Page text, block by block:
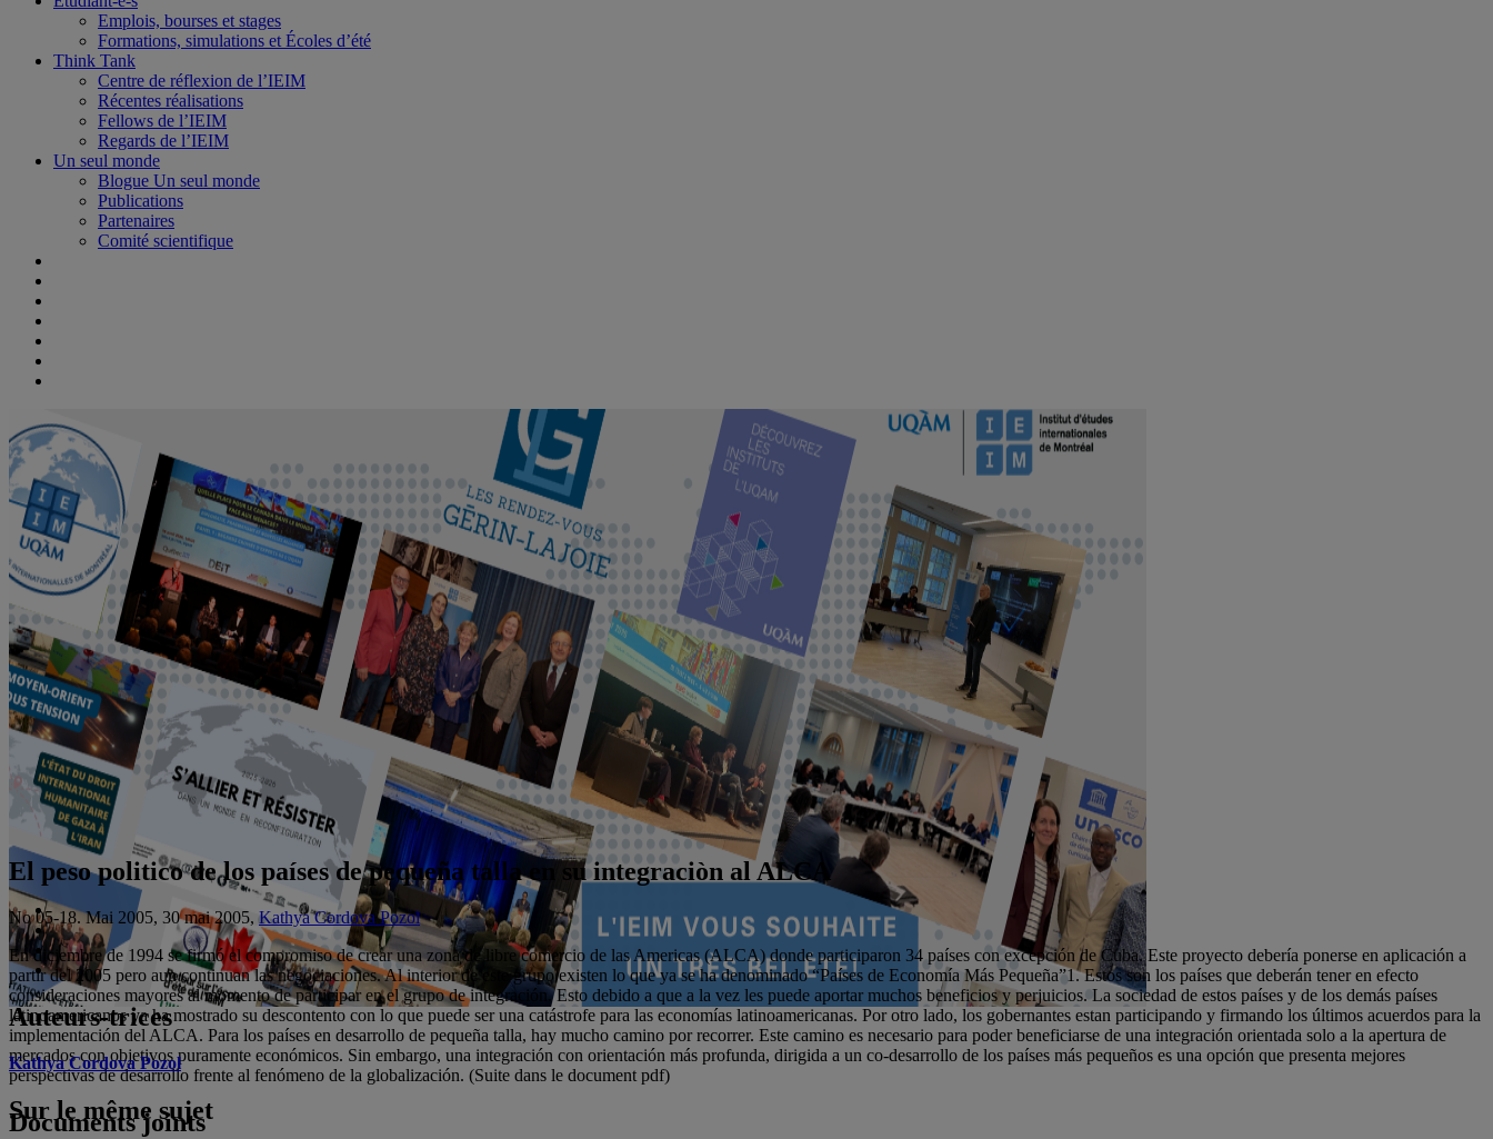
Emplois, bourses et stages
Formations, simulations et Écoles d’été
Think Tank
Centre de réflexion de l’IEIM
Récentes réalisations
Fellows de l’IEIM
Regards de l’IEIM
Un seul monde
Blogue Un seul monde
Publications
Partenaires
Comité scientifique
El peso politico de los países de pequeña talla en su integraciòn al ALCA
No 05-18. Mai 2005, 30 mai 2005,Kathya Cordova Pozol
En diciembre de 1994 se firmó el compromiso de crear una zona de libre comercio de las Americas (ALCA) donde participaron 34 países con excepción de Cuba. Este proyecto debería ponerse en aplicación a
partir del 2005 pero aun continuan las negociaciones. Al interior de este grupo existen lo que ya se ha denominado “Países de Economía Más Pequeña”1. Estos son los países que deberán tener en efecto
consideraciones mayores al momento de participar en el grupo de integración. Esto debido a que a la vez les puede aportar muchos beneficios y perjuicios. La sociedad de estos países y de los demás países
latinoamericanos ya ha mostrado su descontento con lo que puede ser una catástrofe para las economías latinoamericanas. Por otro lado, los gobernantes estan participando y firmando los últimos acuerdos para la
implementación del ALCA. Para los países en desarrollo de pequeña talla, hay mucho camino por recorrer. Este camino es necesario para poder beneficiarse de una integración orientada solo a la apertura de
mercados con objetivos puramente económicos. Sin embargo, una integración con orientación más profunda, dirigida a un co-desarrollo de los países más pequeños es una opción que presenta mejores
perspectivas de desarrollo frente al fenómeno de la globalización. (Suite dans le document pdf)
Documents joints
Auteurs-trices
Kathya Cordova Pozol
Sur le même sujet